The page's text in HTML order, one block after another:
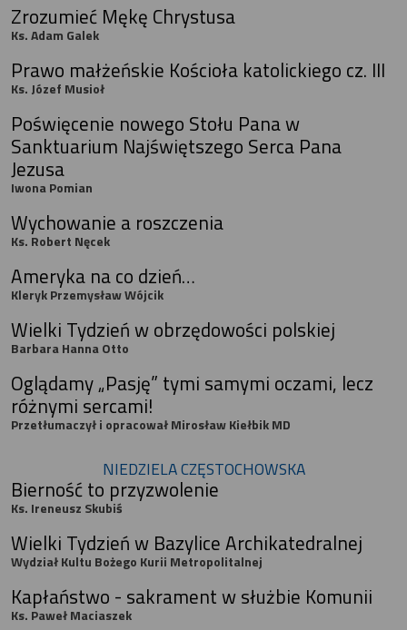
Zrozumieć Mękę Chrystusa
Ks. Adam Galek
Prawo małżeńskie Kościoła katolickiego cz. III
Ks. Józef Musioł
Poświęcenie nowego Stołu Pana w
Sanktuarium Najświętszego Serca Pana
Jezusa
Iwona Pomian
Wychowanie a roszczenia
Ks. Robert Nęcek
Ameryka na co dzień…
Kleryk Przemysław Wójcik
Wielki Tydzień w obrzędowości polskiej
Barbara Hanna Otto
Oglądamy „Pasję” tymi samymi oczami, lecz
różnymi sercami!
Przetłumaczył i opracował Mirosław Kiełbik MD
NIEDZIELA CZĘSTOCHOWSKA
Bierność to przyzwolenie
Ks. Ireneusz Skubiś
Wielki Tydzień w Bazylice Archikatedralnej
Wydział Kultu Bożego Kurii Metropolitalnej
Kapłaństwo - sakrament w służbie Komunii
Ks. Paweł Maciaszek